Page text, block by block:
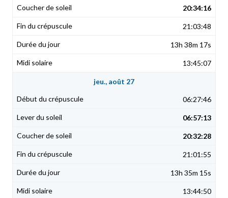
20:34:16
21:03:48
13h 38m 17s
13:45:07
jeu., août 27
06:27:46
06:57:13
20:32:28
21:01:55
13h 35m 15s
13:44:50